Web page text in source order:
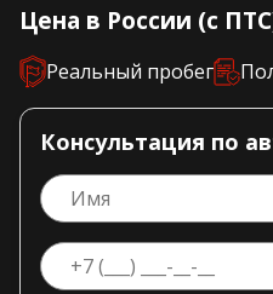
Цена в России (с
Реальный пробег
Консультация по